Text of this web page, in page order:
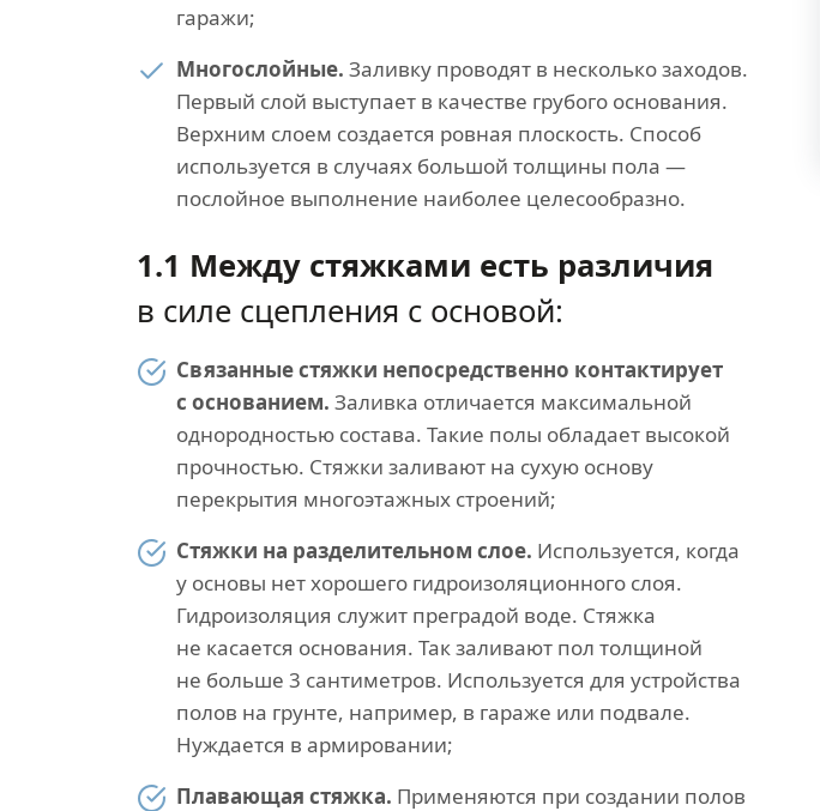
гаражи;
Многослойные. Заливку проводят в несколько заходов.
Первый слой выступает в качестве грубого основания.
Верхним слоем создается ровная плоскость. Способ
используется в случаях большой толщины пола —
послойное выполнение наиболее целесообразно.
1.1 Между стяжками есть различия
в силе сцепления с основой:
Связанные стяжки непосредственно контактирует
с основанием. Заливка отличается максимальной
однородностью состава. Такие полы обладает высокой
прочностью. Стяжки заливают на сухую основу
перекрытия многоэтажных строений;
Стяжки на разделительном слое. Используется, когда
у основы нет хорошего гидроизоляционного слоя.
Гидроизоляция служит преградой воде. Стяжка
не касается основания. Так заливают пол толщиной
не больше 3 сантиметров. Используется для устройства
полов на грунте, например, в гараже или подвале.
Нуждается в армировании;
Плавающая стяжка. Применяются при создании полов